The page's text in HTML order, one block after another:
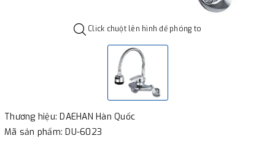
Click chuột lên hình để phóng to
Thương hiệu: DAEHAN Hàn Quốc
Mã sản phẩm: DU-6023